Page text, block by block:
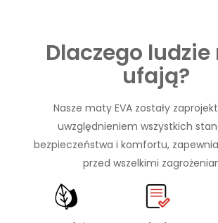
Dlaczego
ufają?
Nasze maty EVA zostały
uwzględnieniem wszystkich
bezpieczeństwa i komfortu,
przed wszelkimi